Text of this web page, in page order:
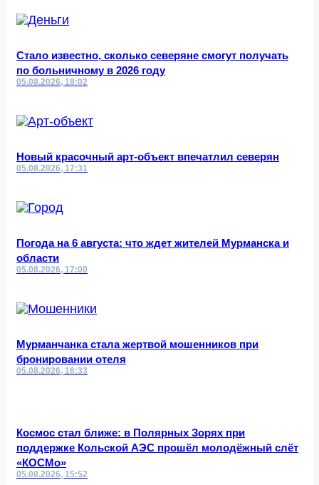
Стало известно, сколько северяне смогут получать
по больничному в 2026 году
05.08.2026, 18:02
Новый красочный арт-объект впечатлил северян
05.08.2026, 17:31
Погода на 6 августа: что ждет жителей Мурманска и
области
05.08.2026, 17:00
Мурманчанка стала жертвой мошенников при
бронировании отеля
05.08.2026, 16:33
Космос стал ближе: в Полярных Зорях при
поддержке Кольской АЭС прошёл молодёжный слёт
«КОСМо»
05.08.2026, 15:52